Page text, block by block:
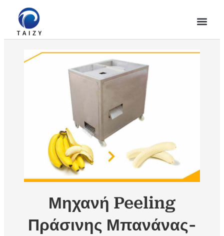
Μηχανή Peeling
Πράσινης Μπανάνας-